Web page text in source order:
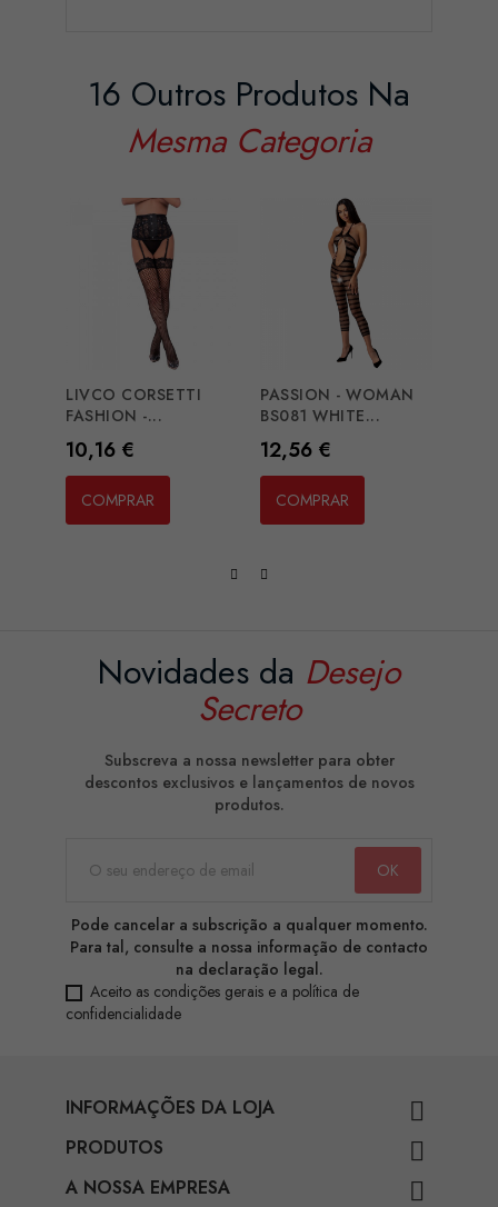
16 Outros Produtos Na
Mesma Categoria
LIVCO CORSETTI
FASHION -...
Preço
10,16 €
COMPRAR
PASSION - WOMAN
BS081 WHITE...
Preço
12,56 €
COMPRAR
Novidades da Desejo
Secreto
Subscreva a nossa newsletter para obter
descontos exclusivos e lançamentos de novos
produtos.
Pode cancelar a subscrição a qualquer momento.
Para tal, consulte a nossa informação de contacto
na declaração legal.
Aceito as condições gerais e a política de
confidencialidade
INFORMAÇÕES DA LOJA 
PRODUTOS 
A NOSSA EMPRESA 